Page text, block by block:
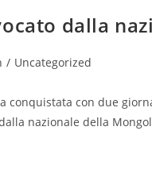
dalla
/ Uncategorized
conquistata con due
nazionale della